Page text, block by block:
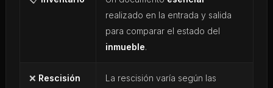
realizado en la entrada y salida
para comparar el estado del
inmueble.
❌ Rescisión
La rescisión varía según las